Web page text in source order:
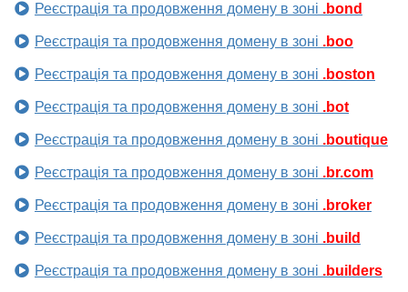
Реєстрація та продовження домену в зоні .bond
Реєстрація та продовження домену в зоні .boo
Реєстрація та продовження домену в зоні .boston
Реєстрація та продовження домену в зоні .bot
Реєстрація та продовження домену в зоні .boutique
Реєстрація та продовження домену в зоні .br.com
Реєстрація та продовження домену в зоні .broker
Реєстрація та продовження домену в зоні .build
Реєстрація та продовження домену в зоні .builders